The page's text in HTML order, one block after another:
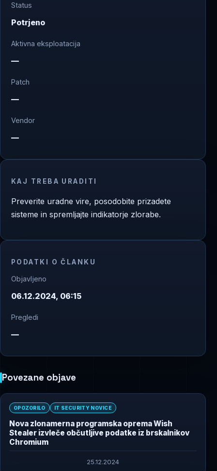
Status
Potrjeno
Aktivna eksploatacija
—
Patch
—
Vendor
—
KAJ TREBA URADITI
Preverite uradne vire, posodobite prizadete
sisteme in spremljajte indikatorje zlorabe.
PODATKI O ČLANKU
Objavljeno
06.12.2024, 06:15
Pregledi
—
Povezane objave
OPOZORILO IT SECURITY NOVICE
Nova zlonamerna programska oprema Wish
Stealer izvleče občutljive podatke iz brskalnikov
Chromium
25.12.2024